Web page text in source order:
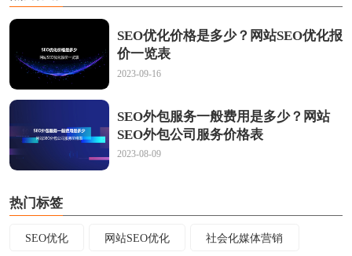
SEO优化价格是多少？网站SEO优化报
价一览表
2023-09-16
SEO外包服务一般费用是多少？网站
SEO外包公司服务价格表
2023-08-09
热门标签
SEO优化 网站SEO优化 社会化媒体营销